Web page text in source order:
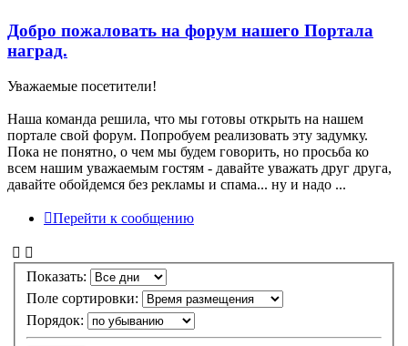
Добро пожаловать на форум нашего Портала
наград.
Уважаемые посетители!
Наша команда решила, что мы готовы открыть на нашем
портале свой форум. Попробуем реализовать эту задумку.
Пока не понятно, о чем мы будем говорить, но просьба ко
всем нашим уважаемым гостям - давайте уважать друг друга,
давайте обойдемся без рекламы и спама... ну и надо ...
Перейти к сообщению
Показать:
Поле сортировки:
Порядок: